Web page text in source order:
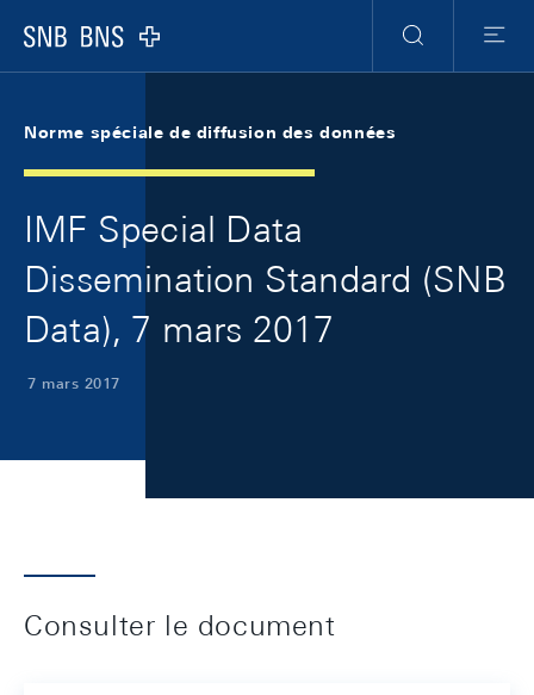
Logo
RechercheMenu
Norme spéciale de diffusion des données
IMF Special Data
Dissemination Standard (SNB
Data), 7 mars 2017
7 mars 2017
Consulter le document